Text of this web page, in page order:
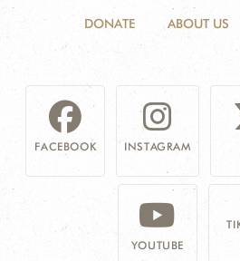
DONATE ABOUT US
FACEBOOK INSTAGRAM
YOUTUBE